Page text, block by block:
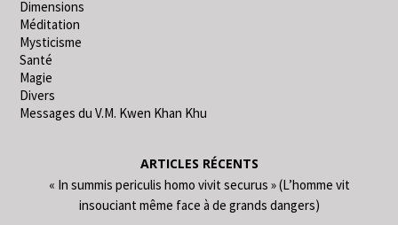
Dimensions
Méditation
Mysticisme
Santé
Magie
Divers
Messages du V.M. Kwen Khan Khu
ARTICLES RÉCENTS
« In summis periculis homo vivit securus » (L’homme vit
insouciant même face à de grands dangers)